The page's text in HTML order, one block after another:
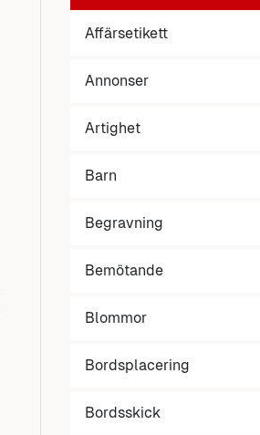
Affärsetikett
Annonser
Artighet
Barn
Begravning
Bemötande
Blommor
Bordsplacering
Bordsskick